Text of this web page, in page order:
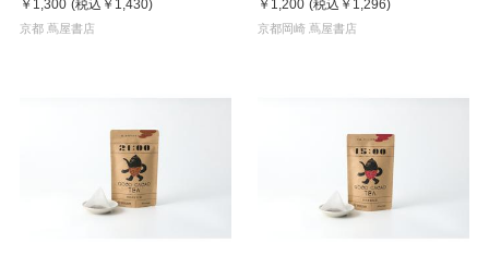
￥1,300 (税込 ￥1,430)
京都 蔦屋書店
￥1,200 (税込 ￥1,296)
京都岡崎 蔦屋書店